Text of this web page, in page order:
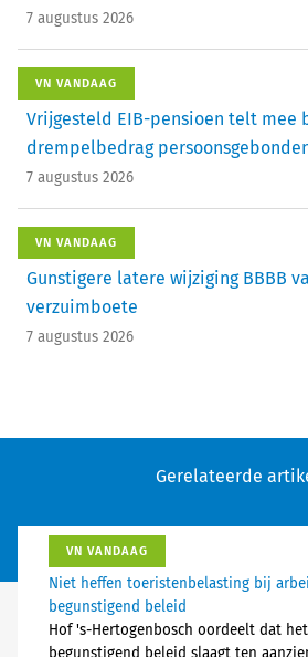
7 augustus 2026
VN VANDAAG
Vrijgesteld EIB-pensioen telt mee
drempelbedrag
7 augustus 2026
VN VANDAAG
Gunstigere latere wijziging BBBB
verzuimboete
7 augustus 2026
Gerelateerde
VN VANDAAG
Niet heffen toeristenbelasting bij
begunstigend beleid
Hof 's-Hertogenbosch oordeelt dat